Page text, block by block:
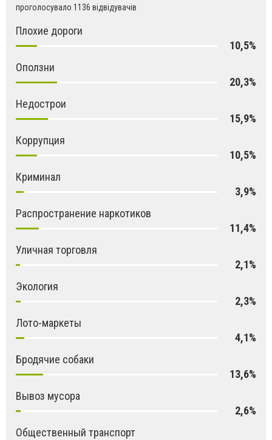
проголосувало 1136 відвідувачів
Плохие дороги
10,5%
Оползни
20,3%
Недострои
15,9%
Коррупция
10,5%
Криминал
3,9%
Распространение наркотиков
11,4%
Уличная торговля
2,1%
Экология
2,3%
Лото-маркеты
4,1%
Бродячие собаки
13,6%
Вывоз мусора
2,6%
Общественный транспорт